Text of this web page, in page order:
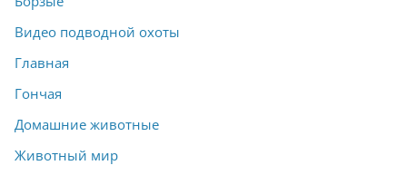
Видео подводной охоты
Главная
Гончая
Домашние животные
Животный мир